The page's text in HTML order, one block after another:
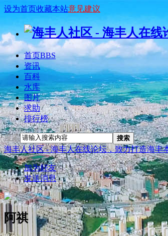
设为首页收藏本站意见建议
首页BBS
资讯
百科
水库
图片
求助
排行榜
搜索 搜索
海丰人社区 - 海丰人在线论坛，致力打造海丰
加为好友
发送消息
阿祺